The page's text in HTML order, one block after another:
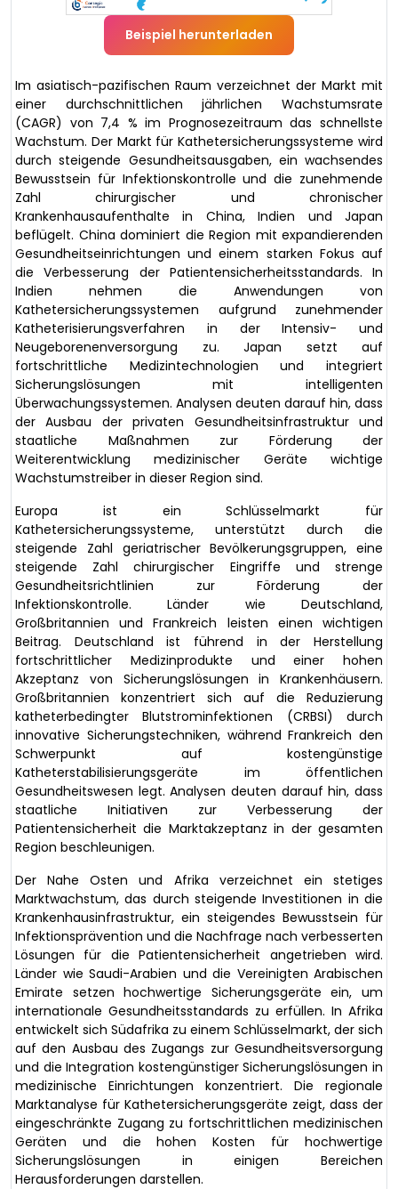
Beispiel herunterladen
Im asiatisch-pazifischen Raum verzeichnet der Markt mit
einer durchschnittlichen jährlichen Wachstumsrate
(CAGR) von 7,4 % im Prognosezeitraum das schnellste
Wachstum. Der Markt für Kathetersicherungssysteme wird
durch steigende Gesundheitsausgaben, ein wachsendes
Bewusstsein für Infektionskontrolle und die zunehmende
Zahl chirurgischer und chronischer
Krankenhausaufenthalte in China, Indien und Japan
beflügelt. China dominiert die Region mit expandierenden
Gesundheitseinrichtungen und einem starken Fokus auf
die Verbesserung der Patientensicherheitsstandards. In
Indien nehmen die Anwendungen von
Kathetersicherungssystemen aufgrund zunehmender
Katheterisierungsverfahren in der Intensiv- und
Neugeborenenversorgung zu. Japan setzt auf
fortschrittliche Medizintechnologien und integriert
Sicherungslösungen mit intelligenten
Überwachungssystemen. Analysen deuten darauf hin, dass
der Ausbau der privaten Gesundheitsinfrastruktur und
staatliche Maßnahmen zur Förderung der
Weiterentwicklung medizinischer Geräte wichtige
Wachstumstreiber in dieser Region sind.
Europa ist ein Schlüsselmarkt für
Kathetersicherungssysteme, unterstützt durch die
steigende Zahl geriatrischer Bevölkerungsgruppen, eine
steigende Zahl chirurgischer Eingriffe und strenge
Gesundheitsrichtlinien zur Förderung der
Infektionskontrolle. Länder wie Deutschland,
Großbritannien und Frankreich leisten einen wichtigen
Beitrag. Deutschland ist führend in der Herstellung
fortschrittlicher Medizinprodukte und einer hohen
Akzeptanz von Sicherungslösungen in Krankenhäusern.
Großbritannien konzentriert sich auf die Reduzierung
katheterbedingter Blutstrominfektionen (CRBSI) durch
innovative Sicherungstechniken, während Frankreich den
Schwerpunkt auf kostengünstige
Katheterstabilisierungsgeräte im öffentlichen
Gesundheitswesen legt. Analysen deuten darauf hin, dass
staatliche Initiativen zur Verbesserung der
Patientensicherheit die Marktakzeptanz in der gesamten
Region beschleunigen.
Der Nahe Osten und Afrika verzeichnet ein stetiges
Marktwachstum, das durch steigende Investitionen in die
Krankenhausinfrastruktur, ein steigendes Bewusstsein für
Infektionsprävention und die Nachfrage nach verbesserten
Lösungen für die Patientensicherheit angetrieben wird.
Länder wie Saudi-Arabien und die Vereinigten Arabischen
Emirate setzen hochwertige Sicherungsgeräte ein, um
internationale Gesundheitsstandards zu erfüllen. In Afrika
entwickelt sich Südafrika zu einem Schlüsselmarkt, der sich
auf den Ausbau des Zugangs zur Gesundheitsversorgung
und die Integration kostengünstiger Sicherungslösungen in
medizinische Einrichtungen konzentriert. Die regionale
Marktanalyse für Kathetersicherungsgeräte zeigt, dass der
eingeschränkte Zugang zu fortschrittlichen medizinischen
Geräten und die hohen Kosten für hochwertige
Sicherungslösungen in einigen Bereichen
Herausforderungen darstellen.